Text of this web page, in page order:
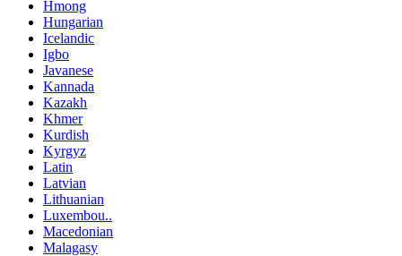
Hmong
Hungarian
Icelandic
Igbo
Javanese
Kannada
Kazakh
Khmer
Kurdish
Kyrgyz
Latin
Latvian
Lithuanian
Luxembou..
Macedonian
Malagasy